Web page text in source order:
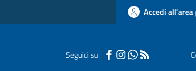
Accedi all'area
Seguici su